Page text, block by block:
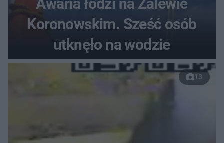
Awaria łodzi na Zalewie
Koronowskim. Sześć osób
utknęło na wodzie
13